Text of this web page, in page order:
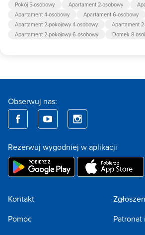
Pokój 5-osobowy
Apartament 2-osobowy
Apartament 4-osobowy
Apartament 6-osobowy
Apartament 2-pokojowy 4-osobowy
Apartament
Apartament 2-pokojowy 6-osobowy
Domek 8
Obserwuj nas:
Rezerwuj wygodniej w aplikacji
Kontakt
Pomoc